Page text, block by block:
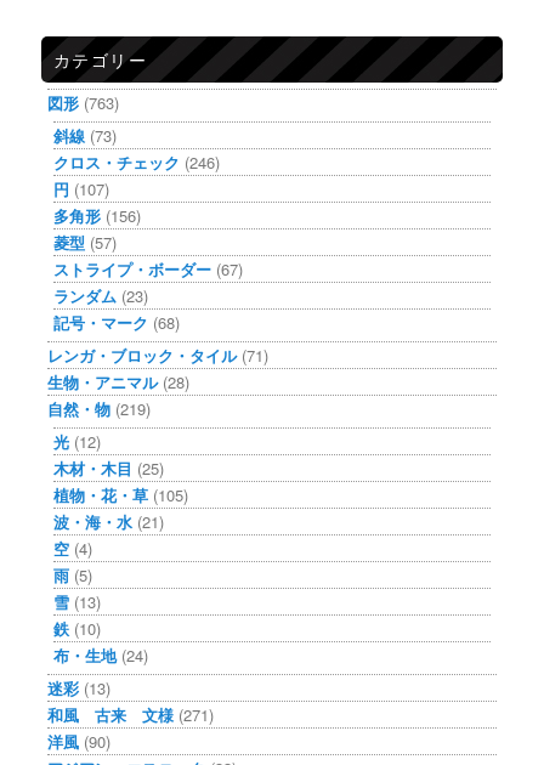
カテゴリー
図形 (763)
斜線 (73)
クロス・チェック (246)
円 (107)
多角形 (156)
菱型 (57)
ストライプ・ボーダー (67)
ランダム (23)
記号・マーク (68)
レンガ・ブロック・タイル(71)
生物・アニマル(28)
自然・物 (219)
光 (12)
木材・木目 (25)
植物・花・草 (105)
波・海・水 (21)
空 (4)
雨 (5)
雪 (13)
鉄 (10)
布・生地(24)
迷彩 (13)
和風 古来 文様 (271)
洋風 (90)